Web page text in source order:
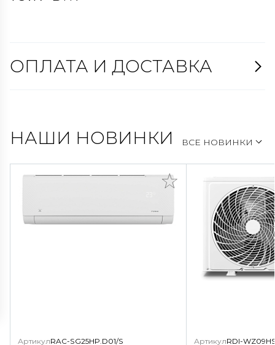
ОПЛАТА И ДОСТАВКА
НАШИ НОВИНКИ ВСЕ НОВИНКИ
АртикулRAC-SG25HP.D01/S АртикулRDI-